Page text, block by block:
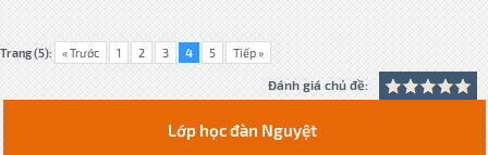
Trang (5): « Trước 1 2 3 4 5 Tiếp »
Đánh giá chủ đề:
Lớp học đàn Nguyệt